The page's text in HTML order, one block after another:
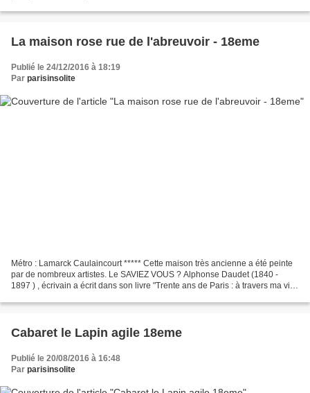
La maison rose rue de l'abreuvoir - 18eme
Publié le 24/12/2016 à 18:19
Par parisinsolite
Métro : Lamarck Caulaincourt ***** Cette maison très ancienne a été peinte
par de nombreux artistes. Le SAVIEZ VOUS ? Alphonse Daudet (1840 -
1897 ) , écrivain a écrit dans son livre "Trente ans de Paris : à travers ma vie
Cabaret le Lapin agile 18eme
Publié le 20/08/2016 à 16:48
Par parisinsolite